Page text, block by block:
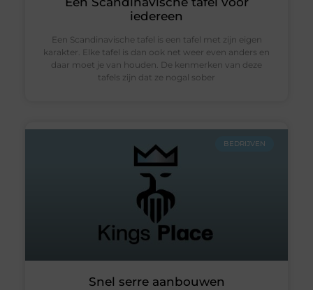
iedereen
Een Scandinavische tafel is een tafel met zijn eigen
karakter. Elke tafel is dan ook net weer even anders en
daar moet je van houden. De kenmerken van deze
tafels zijn dat ze nogal sober
BEDRIJVEN
Snel serre aanbouwen